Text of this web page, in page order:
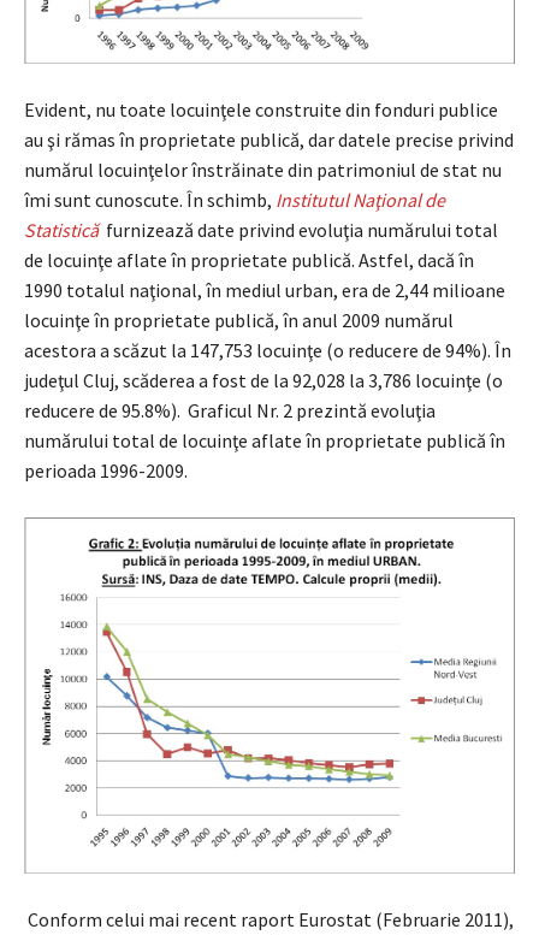
Evident, nu toate locuinţele construite din fonduri publice
au şi rămas în proprietate publică, dar datele precise privind
numărul locuinţelor înstrăinate din patrimoniul de stat nu
îmi sunt cunoscute. În schimb, Institutul Naţional de
Statistică furnizează date privind evoluţia numărului total
de locuinţe aflate în proprietate publică. Astfel, dacă în
1990 totalul naţional, în mediul urban, era de 2,44 milioane
locuinţe în proprietate publică, în anul 2009 numărul
acestora a scăzut la 147,753 locuinţe (o reducere de 94%). În
judeţul Cluj, scăderea a fost de la 92,028 la 3,786 locuinţe (o
reducere de 95.8%). Graficul Nr. 2 prezintă evoluţia
numărului total de locuinţe aflate în proprietate publică în
perioada 1996-2009.
Conform celui mai recent raport Eurostat (Februarie 2011),